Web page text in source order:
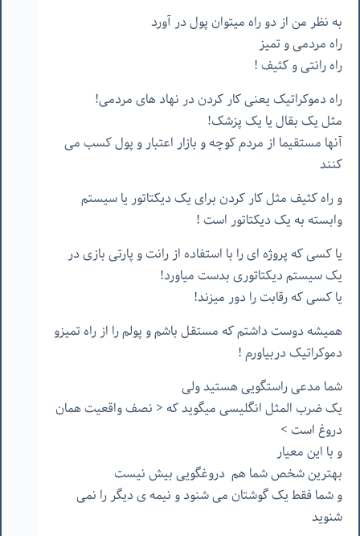
به نظر من از دو راه میتوان پول در آورد
راه مردمی و تمیز
راه رانتی و کثیف !
راه دموکراتیک یعنی کار کردن در نهاد های مردمی!
مثل یک بقال یا یک پزشک!
آنها مستقیما از مردم کوچه و بازار اعتبار و پول کسب می
کنند
و راه کثیف مثل کار کردن برای یک دیکتاتور یا سیستم
وابسته به یک دیکتاتور است !
یا کسی که پروژه ای را با استفاده از رانت و پارتی بازی در
یک سیستم دیکتاتوری بدست میاورد!
یا کسی که رقابت را دور میزند!
همیشه دوست داشتم که مستقل باشم و پولم را از راه تمیزو
دموکراتیک دربیاورم !
شما مدعی راستگویی هستید ولی
یک ضرب المثل انگلیسی میگوید که < نصف واقعیت همان
دروغ است >
و با این معیار
بهترین شخص شما هم دروغگویی بیش نیست
و شما فقط یک گوشتان می شنود و نیمه ی دیگر را نمی
شنوید